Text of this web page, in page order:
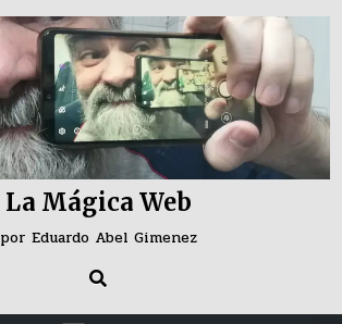
La Mágica Web
por Eduardo Abel Gimenez